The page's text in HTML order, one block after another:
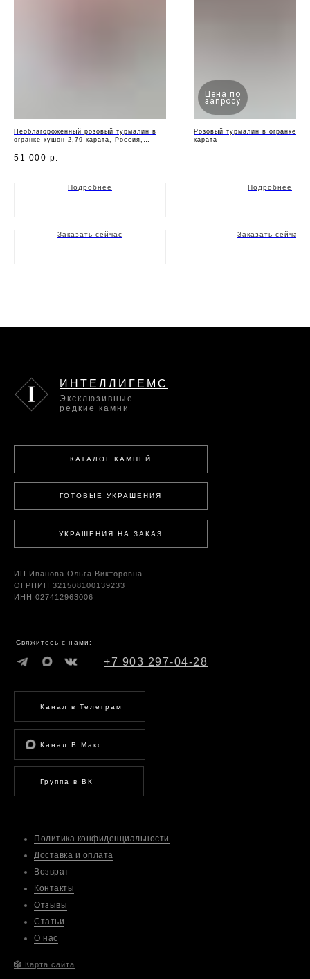
Необлагороженный розовый турмалин в
огранке кушон 2,79 карата, Россия,
51 000 р.
Подробнее
Заказать сейчас
Цена по
запросу
Розовый турмалин в огранке
карата
Подробнее
Заказать сейчас
КАТАЛОГ КАМНЕЙ
УКРАШЕНИЯ НА ЗАКАЗ
ГОТОВЫЕ УКРАШЕНИЯ
Эксклюзивные
редкие камни
ИНТЕЛЛИГЕМС
Политика конфиденциальности
Доставка и оплата
Возврат
Контакты
Отзывы
Статьи
О нас
+7 903 297-04-28
Канал В Макс
Группа в ВК
Канал в Телеграм
Свяжитесь с нами:
🎲 Карта сайта
ИП Иванова Ольга Викторовна
ОГРНИП 321508100139233
ИНН 027412963006